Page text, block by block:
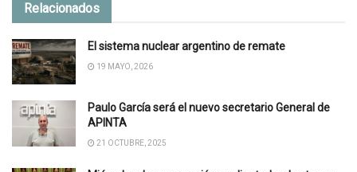
Relacionados
El sistema nuclear argentino de remate
19 MAYO, 2026
Paulo García será el nuevo secretario General de
APINTA
21 OCTUBRE, 2025